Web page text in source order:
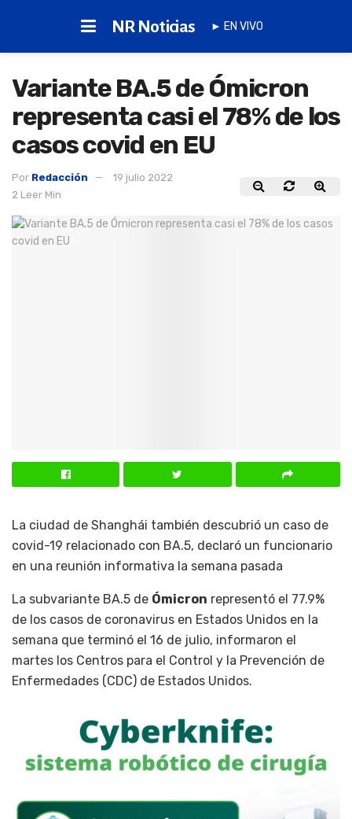
NR Noticias ► EN VIVO
Variante BA.5 de Ómicron
representa casi el 78% de los
casos covid en EU
Por Redacción
19 julio 2022
2 Leer Min
La ciudad de Shanghái también descubrió un caso de
covid-19 relacionado con BA.5, declaró un funcionario
en una reunión informativa la semana pasada
La subvariante BA.5 de Ómicron representó el 77.9%
de los casos de coronavirus en Estados Unidos en la
semana que terminó el 16 de julio, informaron el
martes los Centros para el Control y la Prevención de
Enfermedades (CDC) de Estados Unidos.